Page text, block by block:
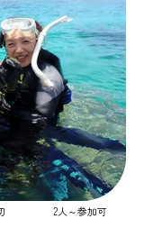
2人～参加可